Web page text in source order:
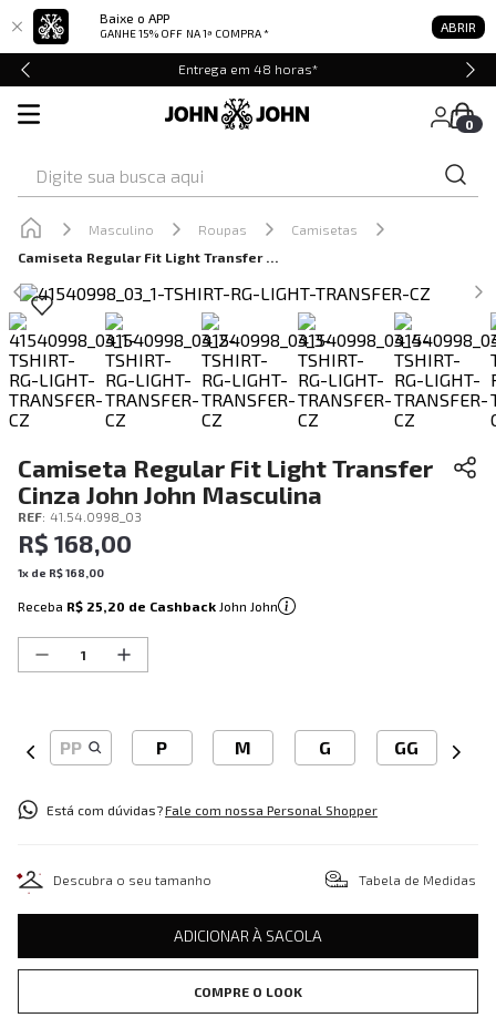
Baixe o APP
GANHE 15% OFF NA 1ª COMPRA * ABRIR
Entrega em 48 horas*
0
Masculino Roupas
Camisetas
Camiseta Regular Fit Light Transfer Cinza John John Masculina
Camiseta Regular Fit Light Transfer
Cinza John John Masculina
REF: 41.54.0998_03
R$ 168,00
1x de R$168 00
Receba R$ 25,20 de Cashback John John
PP P M G GG
Está com dúvidas?Fale com nossa Personal Shopper
Descubra o seu tamanho Tabela de Medidas
ADICIONAR À SACOLA
COMPRE O LOOK